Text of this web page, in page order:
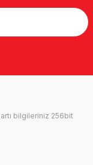
bilgileriniz 256bit